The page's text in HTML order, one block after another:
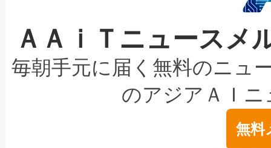
取得できる可能性もあります
設には、3億～4億ドルかか
最高経営責任者（CEO）であ
す。「当社のfully-connected
ームを利用すれば、6,000万
きます。この効率性は、フェ
限を超えて利用可能な電力容
持できるよう貢献します。こ
ービスレベル契約（SLA）違
テリー性能の劣化によるダウ
念は、現在データセンターが
ます。 Voltaiq provides a
なレーザースポットにより、
な環境下でも豊かなディテー
キロメートル範囲を検出
LiDAR for Inspections,
は1535 nmレーザーを搭載。
イズの小径化を実現すること
ＡＡｉＴニュース
毎朝手元に届く無料のニュ
のアジアＡＩ
無料